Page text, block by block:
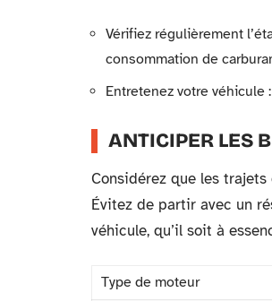
Vérifiez régulièrement
consommation de
Entretenez votre
ANTICIPER LES
Considérez que les
Évitez de partir avec un
véhicule, qu’il soit à
Type de moteur